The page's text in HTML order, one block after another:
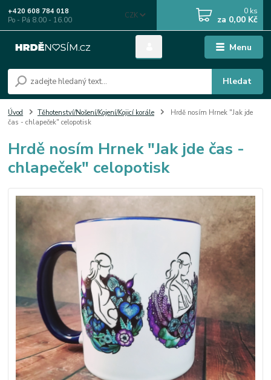
Menu
CZK
Hledat
+420 608 784 018
Po - Pá 8.00 - 16.00
0 ks
za 0,00 Kč
Úvod Těhotenství/Nošení/Kojení/Kojicí korále
Hrdě nosím Hrnek "Jak jde
čas - chlapeček" celopotisk
Hrdě nosím Hrnek "Jak jde čas -
chlapeček" celopotisk